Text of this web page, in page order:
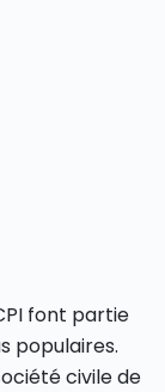
font partie
populaires.
civile de